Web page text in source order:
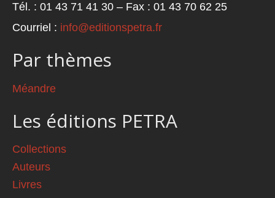
Tél. : 01 43 71 41 30 – Fax : 01 43 70 62 25
Courriel : info@editionspetra.fr
Par thèmes
Méandre
Les éditions PETRA
Collections
Auteurs
Livres